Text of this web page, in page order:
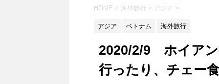
HOME > 海外旅行 > アジア >
アジア ベトナム 海外旅行
2020/2/9 ホイア
行ったり、チェー